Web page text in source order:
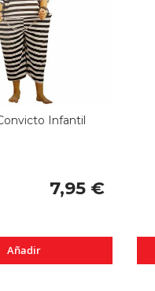
Infantil
7,95 €
Añadir